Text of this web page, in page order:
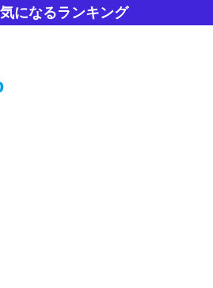
になるランキング